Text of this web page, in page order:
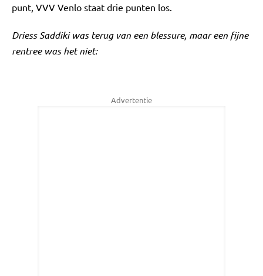
punt, VVV Venlo staat drie punten los.
Driess Saddiki was terug van een blessure, maar een fijne
rentree was het niet:
Advertentie